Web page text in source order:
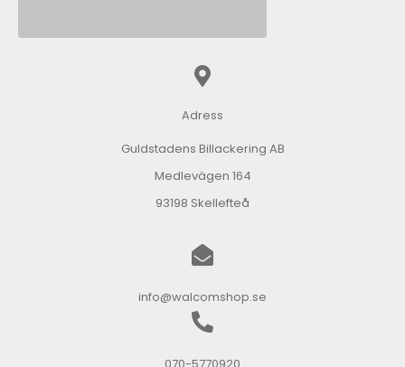
Adress
Guldstadens Billackering AB
Medlevägen 164
93198 Skellefteå
info@walcomshop.se